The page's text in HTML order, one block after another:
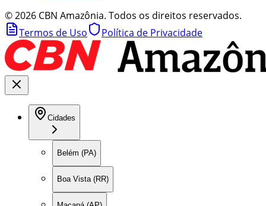
©2026 CBN Amazônia. Todos os direitos reservados.
Termos de Uso
Política de Privacidade
Cidades
Belém (PA)
Boa Vista (RR)